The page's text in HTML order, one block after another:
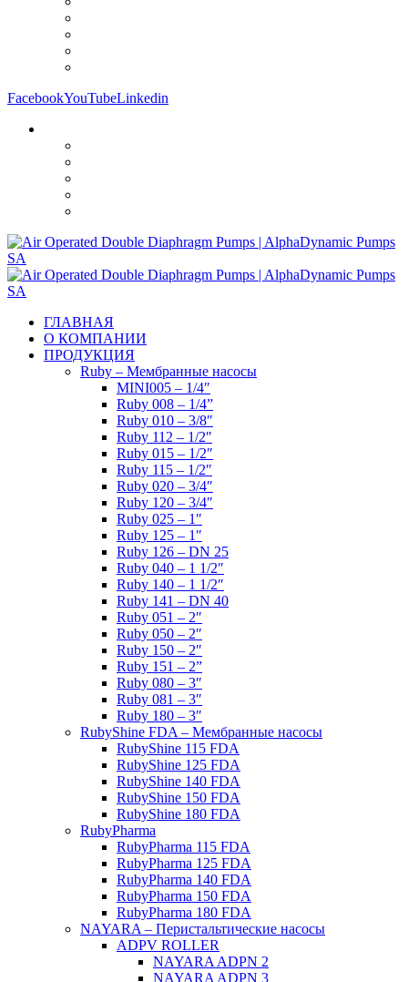
FacebookYouTubeLinkedin
ГЛАВНАЯ
О КОМПАНИИ
ПРОДУКЦИЯ
Ruby – Мембранные насосы
MINI005 – 1/4″
Ruby 008 – 1/4”
Ruby 010 – 3/8″
Ruby 112 – 1/2″
Ruby 015 – 1/2″
Ruby 115 – 1/2″
Ruby 020 – 3/4″
Ruby 120 – 3/4″
Ruby 025 – 1″
Ruby 125 – 1″
Ruby 126 – DN 25
Ruby 040 – 1 1/2″
Ruby 140 – 1 1/2″
Ruby 141 – DN 40
Ruby 051 – 2″
Ruby 050 – 2″
Ruby 150 – 2″
Ruby 151 – 2”
Ruby 080 – 3″
Ruby 081 – 3″
Ruby 180 – 3″
RubyShine FDA – Мембранные насосы
RubyShine 115 FDA
RubyShine 125 FDA
RubyShine 140 FDA
RubyShine 150 FDA
RubyShine 180 FDA
RubyPharma
RubyPharma 115 FDA
RubyPharma 125 FDA
RubyPharma 140 FDA
RubyPharma 150 FDA
RubyPharma 180 FDA
NAYARA – Перистальтические насосы
ADPV ROLLER
NAYARA ADPN 2
NAYARA ADPN 3